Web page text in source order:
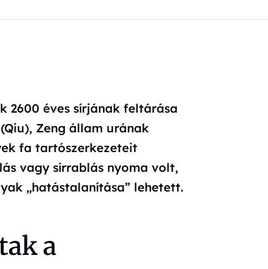
2600 éves sírjának feltárása
Zeng állam urának
fa tartószerkezeteit
vagy sírrablás nyoma volt,
„hatástalanítása” lehetett.
a